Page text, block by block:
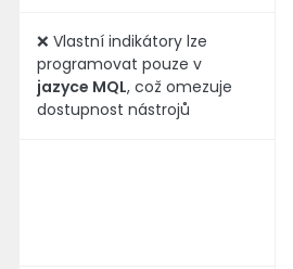
❌ Vlastní indikátory lze
programovat pouze v
jazyce MQL, což omezuje
dostupnost nástrojů